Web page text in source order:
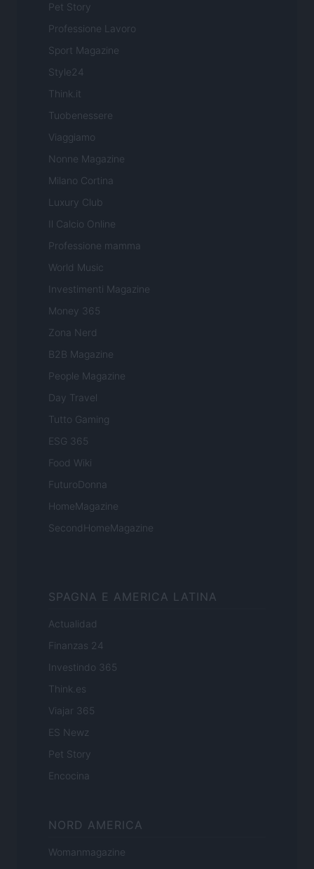
Pet Story
Professione Lavoro
Sport Magazine
Style24
Think.it
Tuobenessere
Viaggiamo
Nonne Magazine
Milano Cortina
Luxury Club
Il Calcio Online
Professione mamma
World Music
Investimenti Magazine
Money 365
Zona Nerd
B2B Magazine
People Magazine
Day Travel
Tutto Gaming
ESG 365
Food Wiki
FuturoDonna
HomeMagazine
SecondHomeMagazine
SPAGNA E AMERICA LATINA
Actualidad
Finanzas 24
Investindo 365
Think.es
Viajar 365
ES Newz
Pet Story
Encocina
NORD AMERICA
Womanmagazine